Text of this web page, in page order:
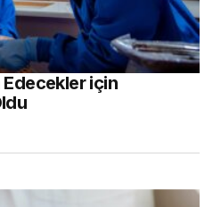
Edecekler için